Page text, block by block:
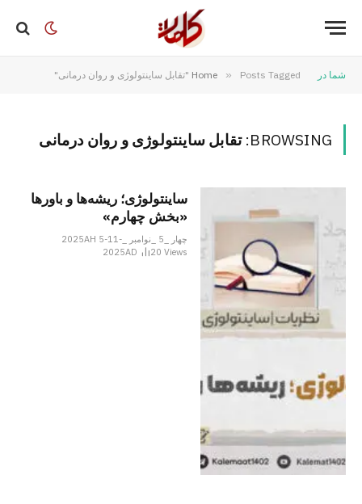
شما در Home » Posts Tagged "تقابل ساینتولوژی و روان درمانی"
BROWSING: تقابل ساینتولوژی و روان درمانی
ساینتولوژی؛ ریشه‌ها و باورها
«بخش چهارم»
چهار _5 _نوامبر _2025AH 5-11-
2025AD
20Views